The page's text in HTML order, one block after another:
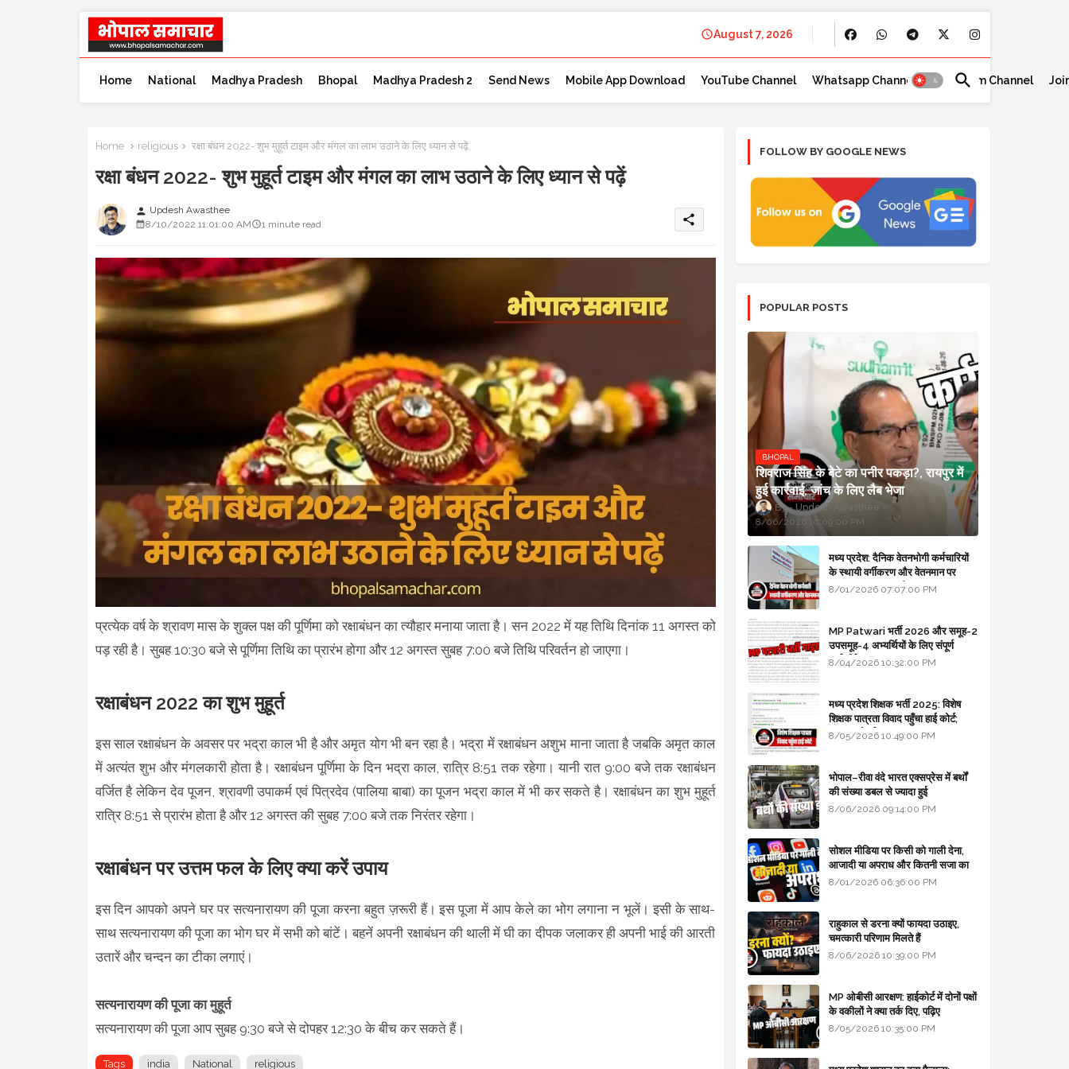
August 7, 2026
Home National Madhya Pradesh Bhopal Madhya Pradesh 2 Send News Mobile App Download YouTube Channel Whatsapp Channel Telegram Channel
Home religious रक्षा बंधन 2022- शुभ मुहूर्त टाइम और मंगल का लाभ उठाने के लिए ध्यान से पढ़ें
रक्षा बंधन 2022- शुभ मुहूर्त टाइम और मंगल का लाभ उठाने के लिए ध्यान से पढ़ें
person Updesh Awasthee
8/10/2022 11:01:00 AM
1 minute read share
प्रत्येक वर्ष के श्रावण मास के शुक्ल पक्ष की पूर्णिमा को रक्षाबंधन का त्यौहार मनाया जाता है। सन 2022 में यह तिथि दिनांक 11 अगस्त को
पड़ रही है। सुबह 10:30 बजे से पूर्णिमा तिथि का प्रारंभ होगा और 12 अगस्त सुबह 7:00 बजे तिथि परिवर्तन हो जाएगा।
रक्षाबंधन 2022 का शुभ मुहूर्त
इस साल रक्षाबंधन के अवसर पर भद्रा काल भी है और अमृत योग भी बन रहा है। भद्रा में रक्षाबंधन अशुभ माना जाता है जबकि अमृत काल
में अत्यंत शुभ और मंगलकारी होता है। रक्षाबंधन पूर्णिमा के दिन भद्रा काल, रात्रि 8:51 तक रहेगा। यानी रात 9:00 बजे तक रक्षाबंधन
वर्जित है लेकिन देव पूजन, श्रावणी उपाकर्म एवं पित्रदेव (पालिया बाबा) का पूजन भद्रा काल में भी कर सकते है। रक्षाबंधन का शुभ मुहूर्त
रात्रि 8:51 से प्रारंभ होता है और 12 अगस्त की सुबह 7:00 बजे तक निरंतर रहेगा।
रक्षाबंधन पर उत्तम फल के लिए क्या करें उपाय
इस दिन आपको अपने घर पर सत्यनारायण की पूजा करना बहुत ज़रूरी हैं। इस पूजा में आप केले का भोग लगाना न भूलें। इसी के साथ-
साथ सत्यनारायण की पूजा का भोग घर में सभी को बांटें। बहनें अपनी रक्षाबंधन की थाली में घी का दीपक जलाकर ही अपनी भाई की आरती
उतारें और चन्दन का टीका लगाएं।
सत्यनारायण की पूजा का मुहूर्त
सत्यनारायण की पूजा आप सुबह 9:30 बजे से दोपहर 12:30 के बीच कर सकते हैं।
Tags india National religious
FOLLOW BY GOOGLE NEWS
POPULAR POSTS
BHOPAL
शिवराज सिंह के बेटे का पनीर पकड़ा?, रायपुर में
हुई कार्रवाई, जांच के लिए लैब भेजा
Updesh Awasthee
8/06/2026 10:09:00 PM
मध्य प्रदेश: दैनिक वेतनभोगी कर्मचारियों
के स्थायी वर्गीकरण और वेतनमान पर
सरकार का बड़ा स्पष्टीकरण
8/01/2026 07:07:00 PM
MP Patwari भर्ती 2026 और समूह-2
उपसमूह-4 अभ्यर्थियों के लिए संपूर्ण
मार्गदर्शिका
8/04/2026 10:32:00 PM
मध्य प्रदेश शिक्षक भर्ती 2025: विशेष
शिक्षक पात्रता विवाद पहुँचा हाई कोर्ट;
सरकार से माँगा जवाब
8/05/2026 10:49:00 PM
भोपाल–रीवा वंदे भारत एक्सप्रेस में बर्थों
की संख्या डबल से ज्यादा हुई
8/06/2026 09:14:00 PM
सोशल मीडिया पर किसी को गाली देना,
आजादी या अपराध और कितनी सजा का
प्रावधान - free legal advice
8/01/2026 06:36:00 PM
राहुकाल से डरना क्यों फायदा उठाइए,
चमत्कारी परिणाम मिलते हैं
8/06/2026 10:39:00 PM
MP ओबीसी आरक्षण: हाईकोर्ट में दोनों पक्षों
के वकीलों ने क्या तर्क दिए, पढ़िए
8/05/2026 10:35:00 PM